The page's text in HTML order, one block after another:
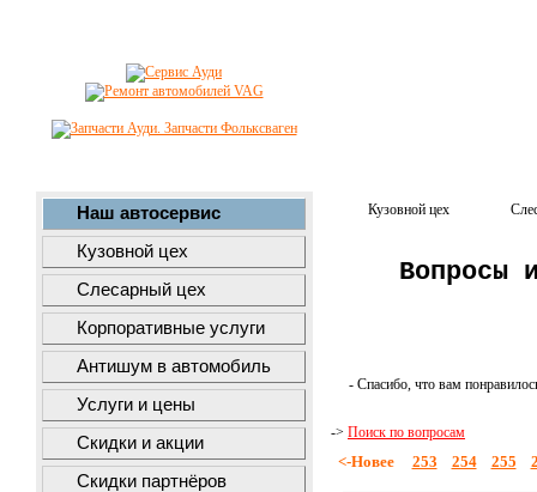
Наш автосервис
Кузовной цех
Слесарный цех
Корпоративные услуги
Антишум в автомобиль
Услуги и цены
Скидки и акции
Скидки партнёров
Кузовной цех
Вопросы
- Спасибо, что вам
-> Поиск по вопросам
<-Новее 253 254 255